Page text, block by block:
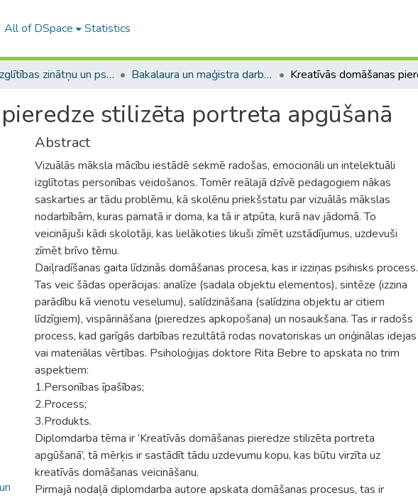
All of DSpace Statistics
A -- Izglītības zinātņu un psiholoģijas fakultāte / Faculty of Education Sciences and Psychology Bakalaura un maģistra darbi (PPMF) / Bachelor's and Master's theses
stilizēta portreta apgūšanā
Abstract
Vizuālās māksla mācību iestādē sekmē radošas, emocionāli un intelektuāli
izglītotas personības veidošanos. Tomēr reālajā dzīvē pedagogiem nākas
saskarties ar tādu problēmu, kā skolēnu priekšstatu par vizuālās mākslas
nodarbībām, kuras pamatā ir doma, ka tā ir atpūta, kurā nav jādomā. To
veicinājuši kādi skolotāji, kas lielākoties likuši zīmēt uzstādījumus, uzdevuši
zīmēt brīvo tēmu.
Daiļradīšanas gaita līdzinās domāšanas procesa, kas ir izziņas psihisks process.
Tas veic šādas operācijas: analīze (sadala objektu elementos), sintēze (izzina
parādību kā vienotu veselumu), salīdzināšana (salīdzina objektu ar citiem
līdzīgiem), vispārināšana (pieredzes apkopošana) un nosaukšana. Tas ir radošs
process, kad garīgās darbības rezultātā rodas novatoriskas un oriģinālas idejas
vai materiālas vērtības. Psiholoģijas doktore Rita Bebre to apskata no trim
aspektiem:
1.Personības īpašības;
2.Process;
3.Produkts.
Diplomdarba tēma ir ‘Kreatīvās domāšanas pieredze stilizēta portreta
apgūšanā’, tā mērķis ir sastādīt tādu uzdevumu kopu, kas būtu virzīta uz
kreatīvās domāšanas veicināšanu.
Pirmajā nodaļā diplomdarba autore apskata domāšanas procesus, tas ir